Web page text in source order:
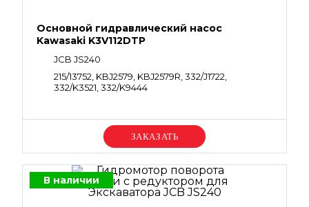
Основной гидравлический насос
Kawasaki K3V112DTP
JCB JS240
215/13752, KBJ2579, KBJ2579R, 332/J1722,
332/K3521, 332/K9444
Уточняйте цену
В наличии